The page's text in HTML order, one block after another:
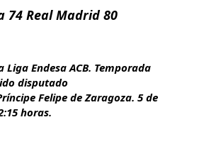
74 Real Madrid 80
Liga Endesa ACB. Temporada
disputado
Felipe de Zaragoza. 5 de
horas.